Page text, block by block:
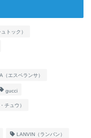
トック）
（エスペランサ）
gucci
チュウ）
LANVIN（ランバン）